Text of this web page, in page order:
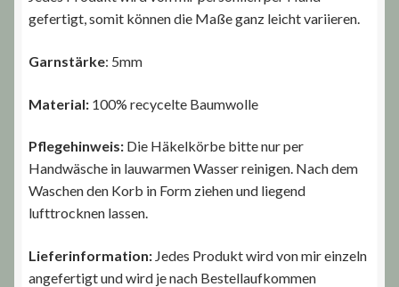
gefertigt, somit können die Maße ganz leicht variieren.
Garnstärke: 5mm
Material: 100% recycelte Baumwolle
Pflegehinweis: Die Häkelkörbe bitte nur per
Handwäsche in lauwarmen Wasser reinigen. Nach dem
Waschen den Korb in Form ziehen und liegend
lufttrocknen lassen.
Lieferinformation: Jedes Produkt wird von mir einzeln
angefertigt und wird je nach Bestellaufkommen